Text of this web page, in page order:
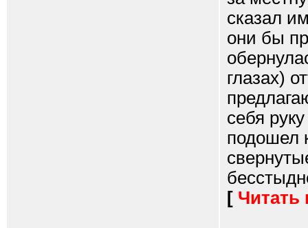
сказал
они бы
глазах)
себя
подошел
[ Читать